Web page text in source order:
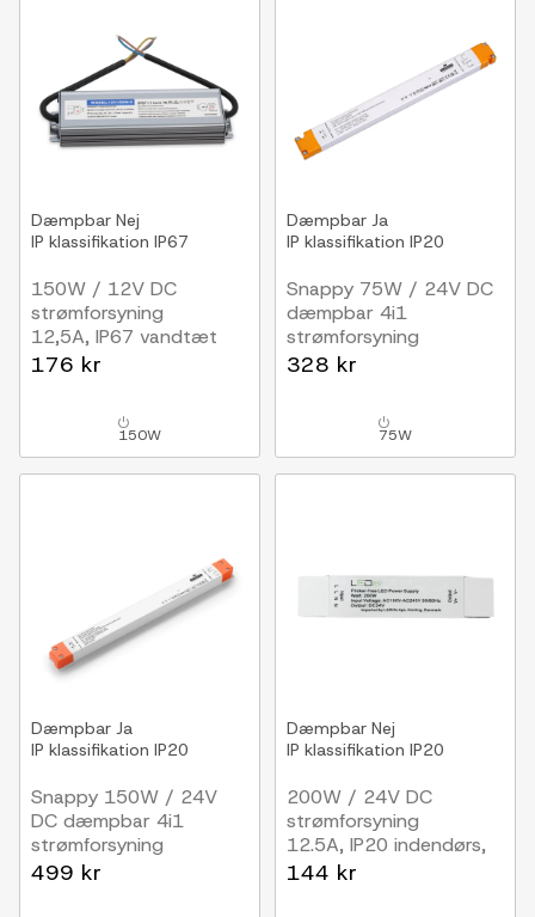
Dæmpbar Nej
IP klassifikation IP67
150W / 12V DC
strømforsyning
12,5A, IP67 vandtæt
176 kr
150W
Dæmpbar Ja
IP klassifikation IP20
Snappy 75W / 24V DC
dæmpbar 4i1
strømforsyning
3.125A, IP20 indendørs
328 kr
75W
Dæmpbar Ja
IP klassifikation IP20
Snappy 150W / 24V
DC dæmpbar 4i1
strømforsyning
6.25A, IP20 indendørs
499 kr
Dæmpbar Nej
IP klassifikation IP20
200W / 24V DC
strømforsyning
12.5A, IP20 indendørs,
Flicker free
144 kr